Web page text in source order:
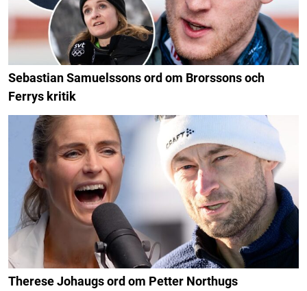
Sebastian Samuelssons ord om Brorssons och
Ferrys kritik
Therese Johaugs ord om Petter Northugs